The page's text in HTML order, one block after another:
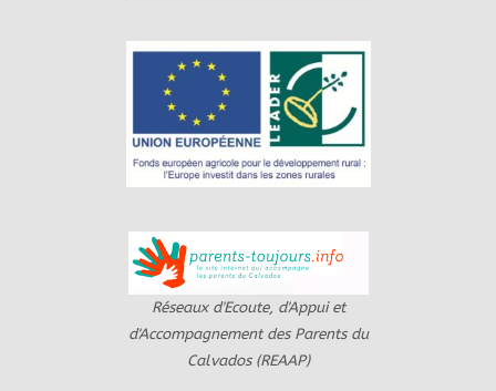
Réseaux d'Ecoute, d'Appui et
d'Accompagnement des Parents du
Calvados (REAAP)